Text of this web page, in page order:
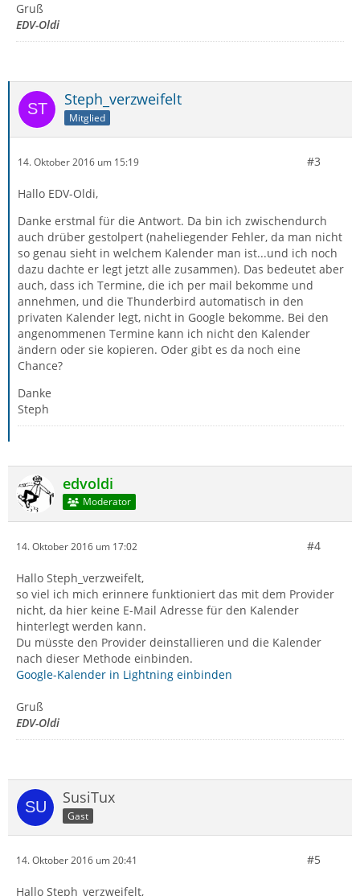
Gruß
EDV-Oldi
Steph_verzweifelt
Mitglied
14. Oktober 2016 um 15:19 #3
Hallo EDV-Oldi,
Danke erstmal für die Antwort. Da bin ich zwischendurch
auch drüber gestolpert (naheliegender Fehler, da man nicht
so genau sieht in welchem Kalender man ist...und ich noch
dazu dachte er legt jetzt alle zusammen). Das bedeutet aber
auch, dass ich Termine, die ich per mail bekomme und
annehmen, und die Thunderbird automatisch in den
privaten Kalender legt, nicht in Google bekomme. Bei den
angenommenen Termine kann ich nicht den Kalender
ändern oder sie kopieren. Oder gibt es da noch eine
Chance?
Danke
Steph
edvoldi
Moderator
14. Oktober 2016 um 17:02 #4
Hallo Steph_verzweifelt,
so viel ich mich erinnere funktioniert das mit dem Provider
nicht, da hier keine E-Mail Adresse für den Kalender
hinterlegt werden kann.
Du müsste den Provider deinstallieren und die Kalender
nach dieser Methode einbinden.
Google-Kalender in Lightning einbinden
Gruß
EDV-Oldi
SusiTux
Gast
14. Oktober 2016 um 20:41 #5
Hallo Steph_verzweifelt,